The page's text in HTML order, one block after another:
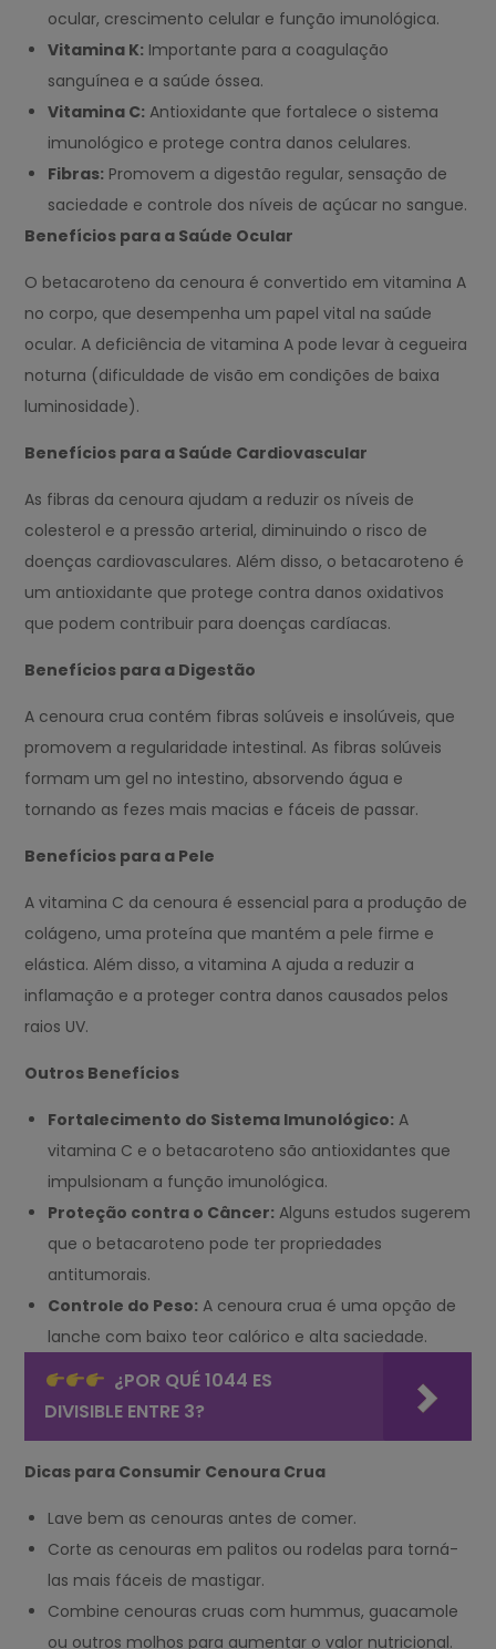
ocular, crescimento celular e função imunológica.
Vitamina K: Importante para a coagulação
sanguínea e a saúde óssea.
Vitamina C: Antioxidante que fortalece o sistema
imunológico e protege contra danos celulares.
Fibras: Promovem a digestão regular, sensação de
saciedade e controle dos níveis de açúcar no sangue.
Benefícios para a Saúde Ocular
O betacaroteno da cenoura é convertido em vitamina A
no corpo, que desempenha um papel vital na saúde
ocular. A deficiência de vitamina A pode levar à cegueira
noturna (dificuldade de visão em condições de baixa
luminosidade).
Benefícios para a Saúde Cardiovascular
As fibras da cenoura ajudam a reduzir os níveis de
colesterol e a pressão arterial, diminuindo o risco de
doenças cardiovasculares. Além disso, o betacaroteno é
um antioxidante que protege contra danos oxidativos
que podem contribuir para doenças cardíacas.
Benefícios para a Digestão
A cenoura crua contém fibras solúveis e insolúveis, que
promovem a regularidade intestinal. As fibras solúveis
formam um gel no intestino, absorvendo água e
tornando as fezes mais macias e fáceis de passar.
Benefícios para a Pele
A vitamina C da cenoura é essencial para a produção de
colágeno, uma proteína que mantém a pele firme e
elástica. Além disso, a vitamina A ajuda a reduzir a
inflamação e a proteger contra danos causados pelos
raios UV.
Outros Benefícios
Fortalecimento do Sistema Imunológico: A
vitamina C e o betacaroteno são antioxidantes que
impulsionam a função imunológica.
Proteção contra o Câncer: Alguns estudos sugerem
que o betacaroteno pode ter propriedades
antitumorais.
Controle do Peso: A cenoura crua é uma opção de
lanche com baixo teor calórico e alta saciedade.
¿POR QUÉ 1044 ES
DIVISIBLE ENTRE 3?
Dicas para Consumir Cenoura Crua
Lave bem as cenouras antes de comer.
Corte as cenouras em palitos ou rodelas para torná-
las mais fáceis de mastigar.
Combine cenouras cruas com hummus, guacamole
ou outros molhos para aumentar o valor nutricional.